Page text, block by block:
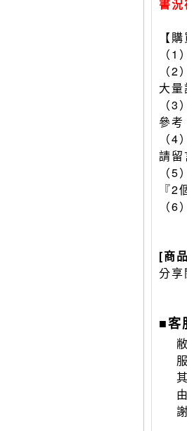
書
【
（
（
大
（
參
（
請
（
『
（
[商
分
■客